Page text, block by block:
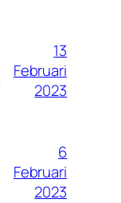
13
Februari
2023
6
Februari
2023